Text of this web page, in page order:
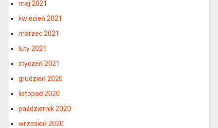
maj 2021
kwiecień 2021
marzec 2021
luty 2021
styczeń 2021
grudzień 2020
listopad 2020
październik 2020
wrzesień 2020